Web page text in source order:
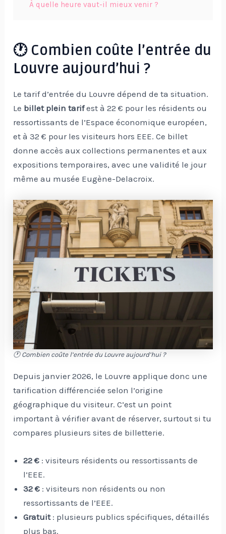
À quelle heure vaut-il mieux venir ?
🕐 Combien coûte l’entrée du
Louvre aujourd’hui ?
Le tarif d’entrée du Louvre dépend de ta situation.
Le billet plein tarifest à 22 € pour les résidents ou
ressortissants de l’Espace économique européen,
et à 32 € pour les visiteurs hors EEE. Ce billet
donne accès aux collections permanentes et aux
expositions temporaires, avec une validité le jour
même au musée Eugène-Delacroix.
🕐 Combien coûte l’entrée du Louvre aujourd’hui ?
Depuis janvier 2026, le Louvre applique donc une
tarification différenciée selon l’origine
géographique du visiteur. C’est un point
important à vérifier avant de réserver, surtout si tu
compares plusieurs sites de billetterie.
22 € : visiteurs résidents ou ressortissants de
l’EEE.
32 € : visiteurs non résidents ou non
ressortissants de l’EEE.
Gratuit: plusieurs publics spécifiques, détaillés
plus bas.